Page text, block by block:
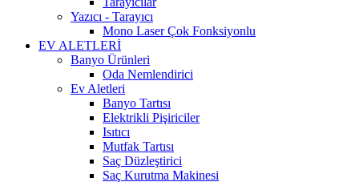
Yazıcı - Tarayıcı
Mono Laser Çok Fonksiyonlu
EV ALETLERİ
Banyo Ürünleri
Oda Nemlendirici
Ev Aletleri
Banyo Tartısı
Elektrikli Pişiriciler
Isıtıcı
Mutfak Tartısı
Saç Düzleştirici
Saç Kurutma Makinesi